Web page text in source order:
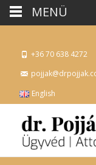
+36 70 638 4272
English
MENÜ